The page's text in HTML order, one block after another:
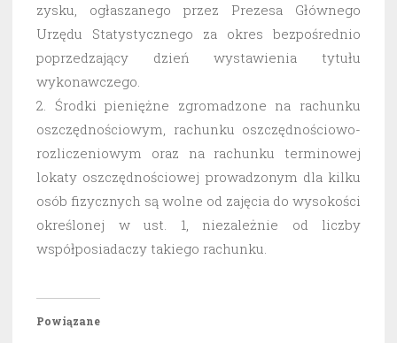
zysku, ogłaszanego przez Prezesa Głównego
Urzędu Statystycznego za okres bezpośrednio
poprzedzający dzień wystawienia tytułu
wykonawczego.
2. Środki pieniężne zgromadzone na rachunku
oszczędnościowym, rachunku oszczędnościowo-
rozliczeniowym oraz na rachunku terminowej
lokaty oszczędnościowej prowadzonym dla kilku
osób fizycznych są wolne od zajęcia do wysokości
określonej w ust. 1, niezależnie od liczby
współposiadaczy takiego rachunku.
Powiązane